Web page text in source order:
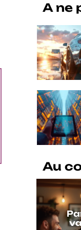
A ne
Au